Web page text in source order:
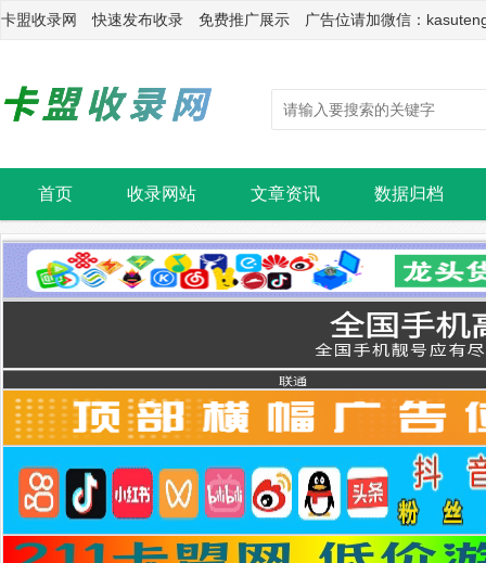
卡盟收录网 快速发布收录 免费推广展示 广告位请加微信：
首页 收录网站 文章资讯 数据归档